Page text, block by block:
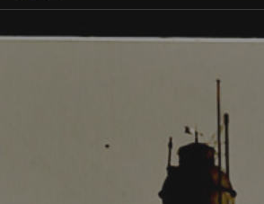
GREGORIO PRIETO
MUSEO
TIENDA